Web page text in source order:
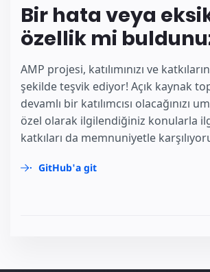
Bir hata veya
özellik mi
AMP projesi, katılımınızı ve
şekilde teşvik ediyor! Açık kaynak
devamlı bir katılımcısı olacağınızı
özel olarak ilgilendiğiniz konularla
katkıları da memnuniyetle
GitHub'a git